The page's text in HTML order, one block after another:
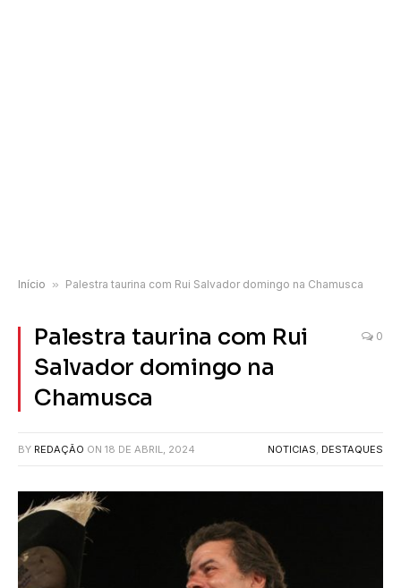
Início » Palestra taurina com Rui Salvador domingo na Chamusca
Palestra taurina com Rui
Salvador domingo na
Chamusca
0
BY REDAÇÃO ON 18 DE ABRIL, 2024 NOTICIAS, DESTAQUES